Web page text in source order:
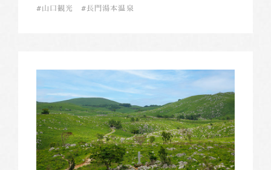
山口観光
長門湯本温泉